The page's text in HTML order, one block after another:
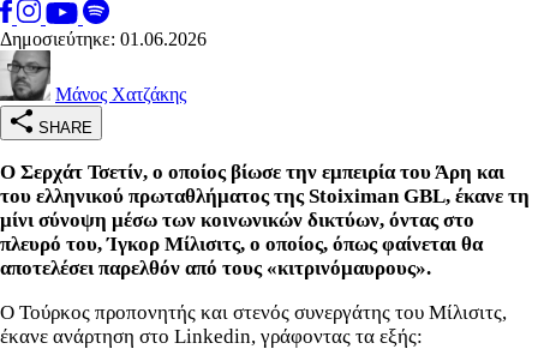
Δημοσιεύτηκε: 01.06.2026
Μάνος Χατζάκης
SHARE
Ο Σερχάτ Τσετίν, ο οποίος βίωσε την εμπειρία του Άρη και
του ελληνικού πρωταθλήματος της Stoiximan GBL, έκανε τη
μίνι σύνοψη μέσω των κοινωνικών δικτύων, όντας στο
πλευρό του, Ίγκορ Μίλισιτς, ο οποίος, όπως φαίνεται θα
αποτελέσει παρελθόν από τους «κιτρινόμαυρους».
Ο Τούρκος προπονητής και στενός συνεργάτης του Μίλισιτς,
έκανε ανάρτηση στο Linkedin, γράφοντας τα εξής: